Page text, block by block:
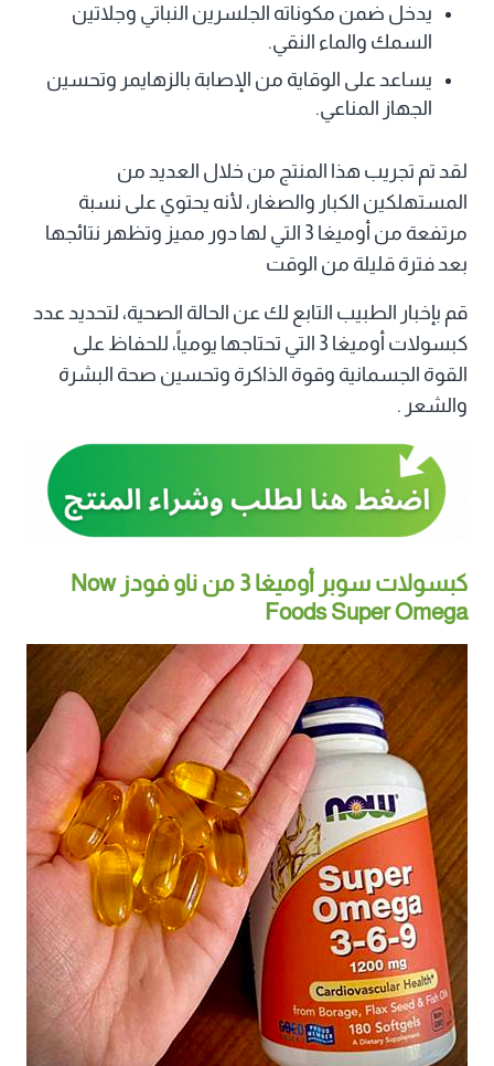
يدخل ضمن مكوناته الجلسرين النباتي وجلاتين
السمك والماء النقي.
يساعد على الوقاية من الإصابة بالزهايمر وتحسين
الجهاز المناعي.
لقد تم تجريب هذا المنتج من خلال العديد من
المستهلكين الكبار والصغار، لأنه يحتوي على نسبة
مرتفعة من أوميغا 3 التي لها دور مميز وتظهر نتائجها
بعد فترة قليلة من الوقت
قم بإخبار الطبيب التابع لك عن الحالة الصحية، لتحديد عدد
كبسولات أوميغا 3 التي تحتاجها يومياً، للحفاظ على
القوة الجسمانية وقوة الذاكرة وتحسين صحة البشرة
والشعر .
كبسولات سوبر أوميغا 3 من ناو فودز Now
Foods Super Omega